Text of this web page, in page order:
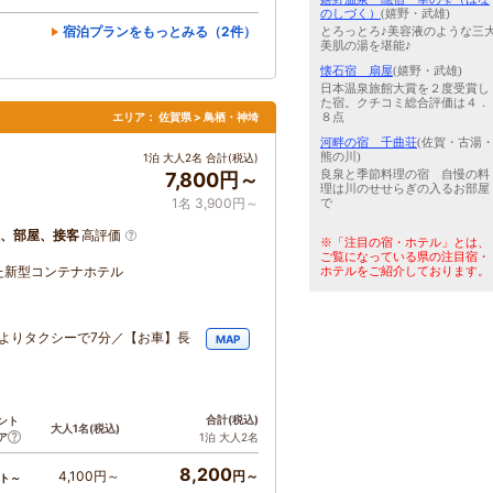
宿泊プランをもっとみる（2件）
エリア： 佐賀県 > 鳥栖・神埼
1泊 大人2名 合計(税込)
7,800円～
1名 3,900円～
部屋、接客高評価
型コンテナホテル
りタクシーで7分／【お車】長 MAP
ト
大人1名(税込)
合計(税込)
1泊 大人2名
～
4,100円～ 8,200円～
のしづく） (嬉野・武雄)
とろっとろ♪美容液のような三
美肌の湯を堪能♪
懐石宿 扇屋(嬉野・武雄)
日本温泉旅館大賞を２度受賞し
た宿。クチコミ総合評価は４．
８点
河畔の宿 千曲荘(佐賀・古湯・
熊の川)
良泉と季節料理の宿 自慢の料
理は川のせせらぎの入るお部屋
で
※「注目の宿・ホテル」とは、
ご覧になっている県の注目宿・
ホテルをご紹介しております。